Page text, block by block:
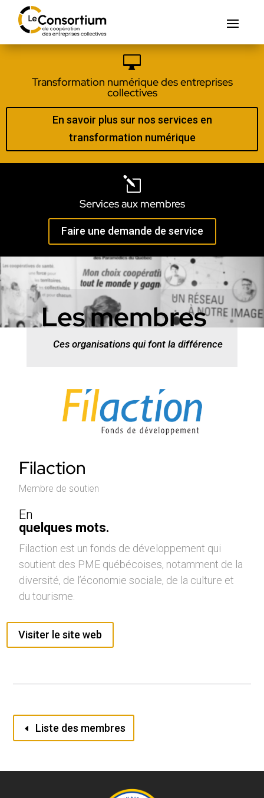

Transformation numérique des entreprises
collectives
En savoir plus sur nos services en
transformation numérique
l
Services aux membres
Faire une demande de service
Les membres
Ces organisations qui font la différence
Filaction
Membre de soutien
En
quelques mots.
Filaction est un fonds de développement qui
soutient des PME québécoises, notamment de la
diversité, de l’économie sociale, de la culture et
du tourisme.
Visiter le site web
Liste des membres